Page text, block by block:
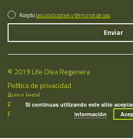
Aceptolas condiciones y términos de uso
© 2019 Life Olea Regenera
Política de privacidad
Aviso legal
Política de cookies
Fecha de última actualización: 08/08/
Si continuas utilizando este sitio
información